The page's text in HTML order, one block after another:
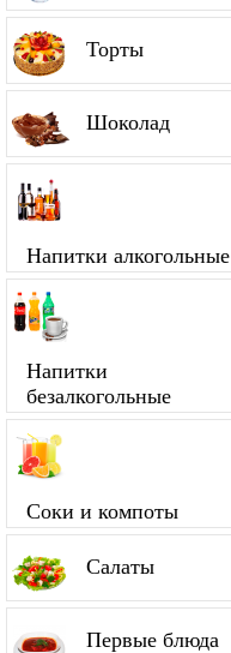
Торты
Шоколад
Напитки алкогольные
Напитки
безалкогольные
Соки и компоты
Салаты
Первые блюда